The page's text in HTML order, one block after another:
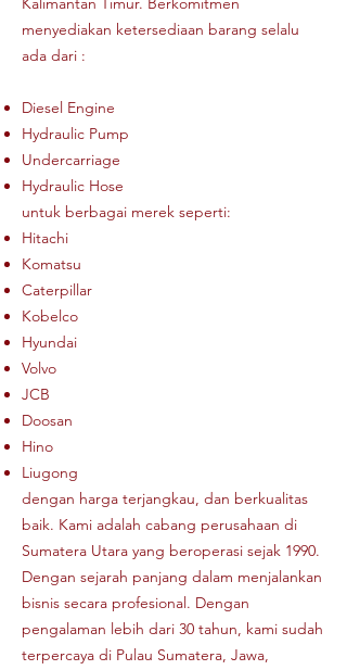
menyediakan ketersediaan barang selalu
ada dari : ​
Diesel Engine
Hydraulic Pump
Undercarriage
Hydraulic Hose
untuk berbagai merek seperti:
Hitachi
Komatsu
Caterpillar
Kobelco
Hyundai
Volvo
JCB
Doosan
Hino
Liugong
dengan harga terjangkau, dan berkualitas
baik. Kami adalah cabang perusahaan di
Sumatera Utara yang beroperasi sejak 1990.
Dengan sejarah panjang dalam menjalankan
bisnis secara profesional. Dengan
pengalaman lebih dari 30 tahun, kami sudah
terpercaya di Pulau Sumatera, Jawa,